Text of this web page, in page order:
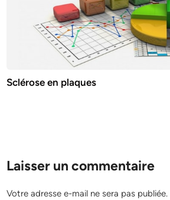
Sclérose en plaques
Laisser un commentaire
Votre adresse e-mail ne sera pas publiée.